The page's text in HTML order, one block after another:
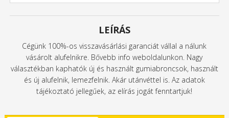
LEÍRÁS
Cégünk 100%-os visszavásárlási garanciát vállal a nálunk
vásárolt alufelnikre. Bővebb info weboldalunkon. Nagy
választékban kaphatók új és használt gumiabroncsok, használt
és új alufelnik, lemezfelnik. Akár utánvéttel is. Az adatok
tájékoztató jellegűek, az elírás jogát fenntartjuk!